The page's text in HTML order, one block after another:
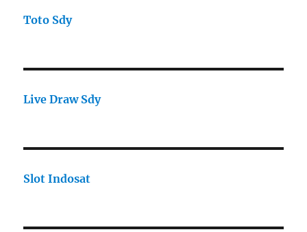
Toto Sdy
Live Draw Sdy
Slot Indosat